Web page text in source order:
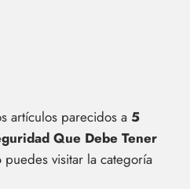
artículos parecidos a 5
Que Debe Tener
puedes visitar la categoría